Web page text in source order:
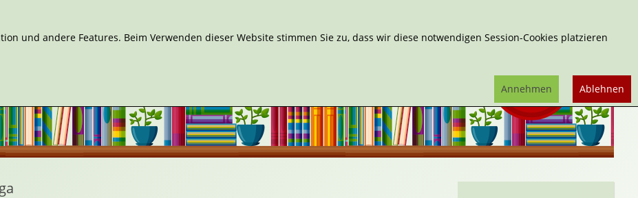
und andere Features. Beim Verwenden dieser Website stimmen Sie zu, dass wir diese notwendigen Session-Cookies platzieren
Ablehnen
Annehmen